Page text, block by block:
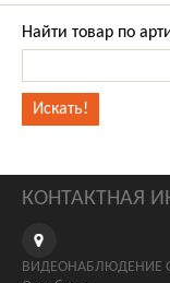
Найти товар по
КОНТАКТНАЯ
ВИДЕОНАБЛЮДЕНИЕ